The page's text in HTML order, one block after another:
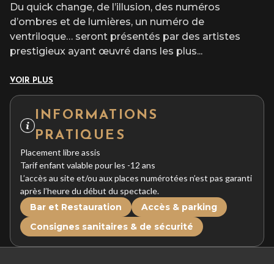
Du quick change, de l’illusion, des numéros
d’ombres et de lumières, un numéro de
ventriloque… seront présentés par des artistes
prestigieux ayant œuvré dans les plus...
VOIR PLUS
INFORMATIONS
PRATIQUES
Placement libre assis
Tarif enfant valable pour les -12 ans
L’accès au site et/ou aux places numérotées n’est pas garanti
après l’heure du début du spectacle.
Bar et Restauration
Accès & parking
Consignes sanitaires & de sécurité